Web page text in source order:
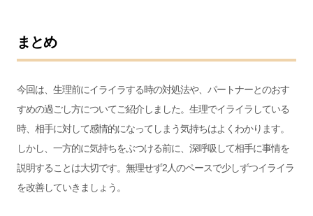
まとめ
今回は、生理前にイライラする時の対処法や、パートナーとのおす
すめの過ごし方についてご紹介しました。 生理でイライラしている
時、相手に対して感情的になってしまう気持ちはよくわかります。
しかし、一方的に気持ちをぶつける前に、深呼吸して相手に事情を
説明することは大切です。無理せず2人のペースで少しずつイライラ
を改善していきましょう。